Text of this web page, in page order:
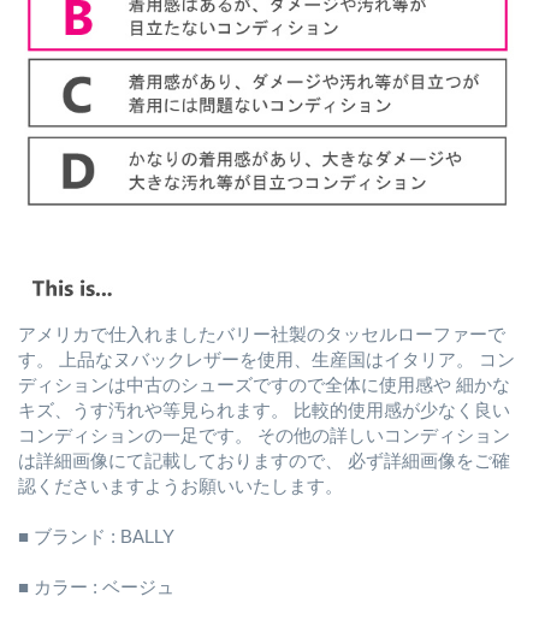
アメリカで仕入れましたバリー社製のタッセルローファーで
す。 上品なヌバックレザーを使用、生産国はイタリア。 コン
ディションは中古のシューズですので全体に使用感や 細かな
キズ、うす汚れや等見られます。 比較的使用感が少なく良い
コンディションの一足です。 その他の詳しいコンディション
は詳細画像にて記載しておりますので、 必ず詳細画像をご確
認くださいますようお願いいたします。
■ ブランド : BALLY
■ カラー : ベージュ